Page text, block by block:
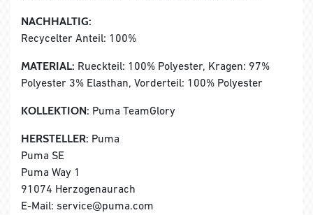
NACHHALTIG:
Recycelter Anteil: 100%
MATERIAL: Rueckteil: 100% Polyester, Kragen: 97%
Polyester 3% Elasthan, Vorderteil: 100% Polyester
KOLLEKTION: Puma TeamGlory
HERSTELLER: Puma
Puma SE
Puma Way 1
91074 Herzogenaurach
E-Mail: service@puma.com